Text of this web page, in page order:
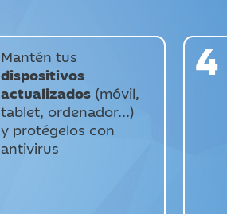
Mantén tus
dispositivos
actualizados (móvil,
tablet, ordenador...)
y protégelos con
antivirus
4